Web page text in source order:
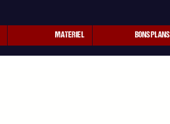
MATERIEL BONS PLANS